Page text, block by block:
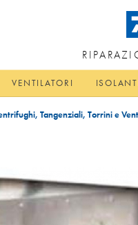
VENTILATORI
Tangenziali, Torrini e